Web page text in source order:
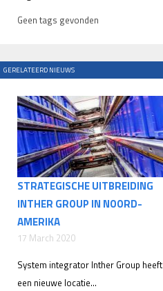
Geen tags gevonden
GERELATEERD NIEUWS
STRATEGISCHE UITBREIDING
INTHER GROUP IN NOORD-
AMERIKA
17 March 2020
System integrator Inther Group heeft
een nieuwe locatie...